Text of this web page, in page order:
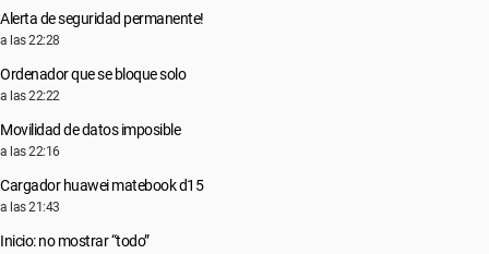
Alerta de seguridad permanente!
a las 22:28
Ordenador que se bloque solo
a las 22:22
Movilidad de datos imposible
a las 22:16
Cargador huawei matebook d15
a las 21:43
Inicio: no mostrar “todo”